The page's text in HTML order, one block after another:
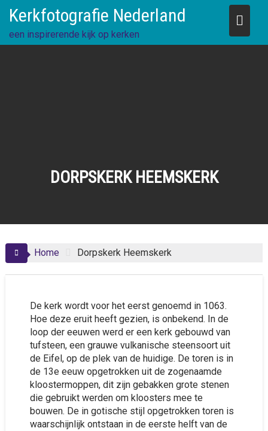
content
Kerkfotografie Nederland
een inspirerende kijk op kerken
DORPSKERK HEEMSKERK
Home Dorpskerk Heemskerk
De kerk wordt voor het eerst genoemd in 1063.
Hoe deze eruit heeft gezien, is onbekend. In de
loop der eeuwen werd er een kerk gebouwd van
tufsteen, een grauwe vulkanische steensoort uit
de Eifel, op de plek van de huidige. De toren is in
de 13e eeuw opgetrokken uit de zogenaamde
kloostermoppen, dit zijn gebakken grote stenen
die gebruikt werden om kloosters mee te
bouwen. De in gotische stijl opgetrokken toren is
waarschijnlijk ontstaan in de eerste helft van de